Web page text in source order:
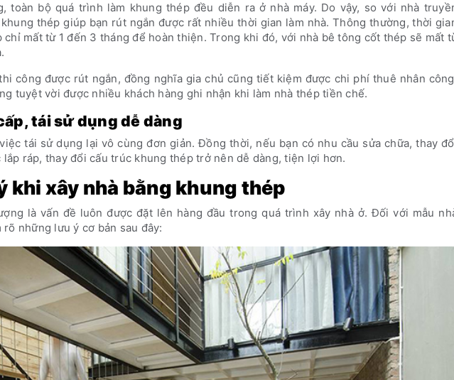
toàn bộ quá trình làm khung thép đều diễn ra ở nhà máy. Do vậy, so với nhà
thép giúp bạn rút ngắn được rất nhiều thời gian làm nhà. Thông thường, thời
chỉ mất từ 1 đến 3 tháng để hoàn thiện. Trong khi đó, với nhà bê tông cốt thép sẽ mất
công được rút ngắn, đồng nghĩa gia chủ cũng tiết kiệm được chi phí thuê nhân
tuyệt vời được nhiều khách hàng ghi nhận khi làm nhà thép tiền chế.
tái sử dụng dễ dàng
tái sử dụng lại vô cùng đơn giản. Đồng thời, nếu bạn có nhu cầu sửa chữa, thay
ráp, thay đổi cấu trúc khung thép trở nên dễ dàng, tiện lợi hơn.
khi xây nhà bằng khung thép
là vấn đề luôn được đặt lên hàng đầu trong quá trình xây nhà ở. Đối với mẫu
những lưu ý cơ bản sau đây: